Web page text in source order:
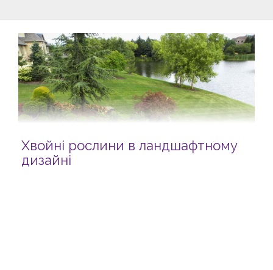
Хвойні рослини в ландшафтному
дизайні